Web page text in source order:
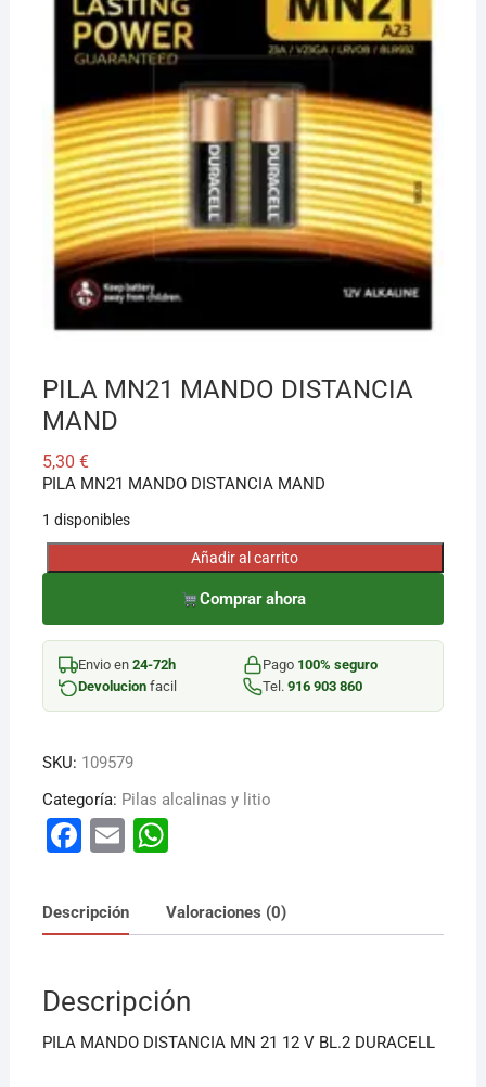
PILA MN21 MANDO DISTANCIA
MAND
5,30 €
PILA MN21 MANDO DISTANCIA MAND
1 disponibles
PILA
MANDO
DISTANCIA
MAND
cantidad
Añadir al carrito
Comprar ahora
Envio en 24-72h Pago 100% seguro
Devolucionfacil Tel. 916 903 860
SKU: 109579
Categoría: Pilas alcalinas y litio
F
c
e
o
o
E
ai
l
at
s
p
p
Descripción Valoraciones (0)
Descripción
PILA MANDO DISTANCIA MN 21 12 V BL.2 DURACELL
¡Hola! Soy el asesor virtual de Ferretería El Arroyo.
Cuéntame qué necesitas y te ayudo a encontrarlo,
aunque no sepas el nombre exacto